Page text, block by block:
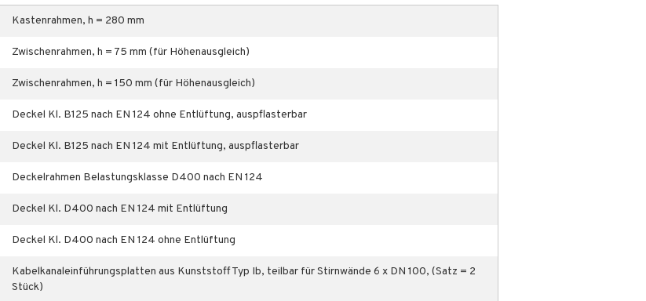
Kastenrahmen, h = 280 mm
Zwischenrahmen, h = 75 mm (für Höhenausgleich)
Zwischenrahmen, h = 150 mm (für Höhenausgleich)
Deckel Kl. B125 nach EN 124 ohne Entlüftung, auspflasterbar
Deckel Kl. B125 nach EN 124 mit Entlüftung, auspflasterbar
Deckelrahmen Belastungsklasse D400 nach EN 124
Deckel Kl. D400 nach EN 124 mit Entlüftung
Deckel Kl. D400 nach EN 124 ohne Entlüftung
Kabelkanaleinführungsplatten aus Kunststoff Typ Ib, teilbar für Stirnwände 6 x DN 100, (Satz = 2
Stück)